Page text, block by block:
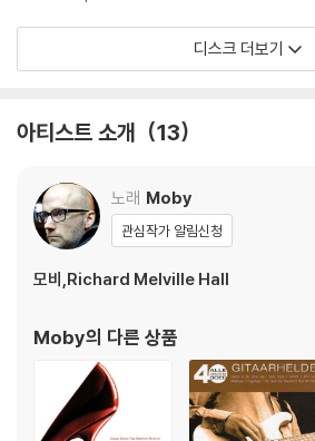
블 스핀들에 맞지 않는 경우에는 전용 제품 등
불량으로 인한 반품/교환이 가능합니다
※ 컬러 디스크
아래에 해당하는 경우는 불량이 아니므로 개봉
1) 컬러 디스크는 웹 이미지와 실제 색상이 차이
2) 컬러 디스크의 특성상 제작 공정시 앨범마
3) 컬러 디스크는 제작 과정에서 다른 색상 염
등이 발생할 수 있습니다.
※ 반품/교환 안내
디스크 더보기
아티스트 소개 13
노래 Moby
관심작가 알림신청
모비,Richard Melville Hall
Moby의 다른 상품